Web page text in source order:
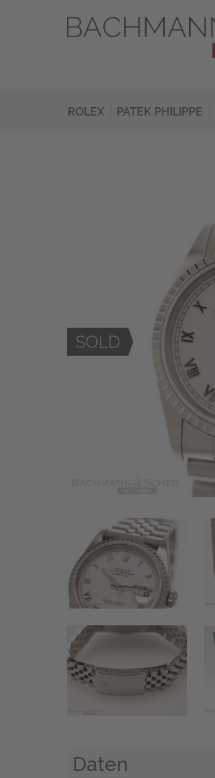
ROLEX PATEK PHILIPPE
Daten